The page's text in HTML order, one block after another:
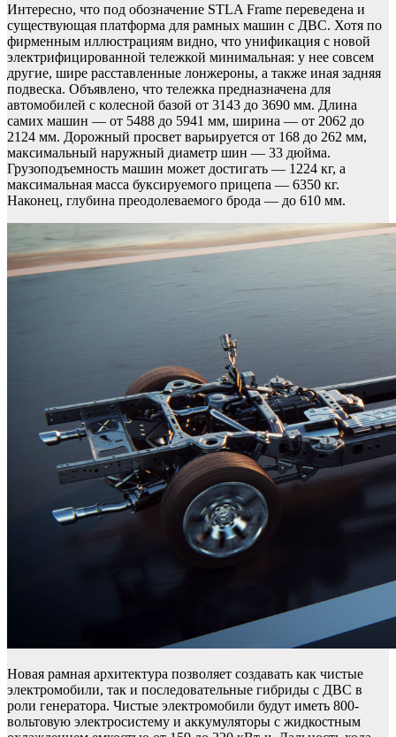
Интересно, что под обозначение STLA Frame переведена и
существующая платформа для рамных машин с ДВС. Хотя по
фирменным иллюстрациям видно, что унификация с новой
электрифицированной тележкой минимальная: у нее совсем
другие, шире расставленные лонжероны, а также иная задняя
подвеска. Объявлено, что тележка предназначена для
автомобилей с колесной базой от 3143 до 3690 мм. Длина
самих машин — от 5488 до 5941 мм, ширина — от 2062 до
2124 мм. Дорожный просвет варьируется от 168 до 262 мм,
максимальный наружный диаметр шин — 33 дюйма.
Грузоподъемность машин может достигать — 1224 кг, а
максимальная масса буксируемого прицепа — 6350 кг.
Наконец, глубина преодолеваемого брода — до 610 мм.
Новая рамная архитектура позволяет создавать как чистые
электромобили, так и последовательные гибриды с ДВС в
роли генератора. Чистые электромобили будут иметь 800-
вольтовую электросистему и аккумуляторы с жидкостным